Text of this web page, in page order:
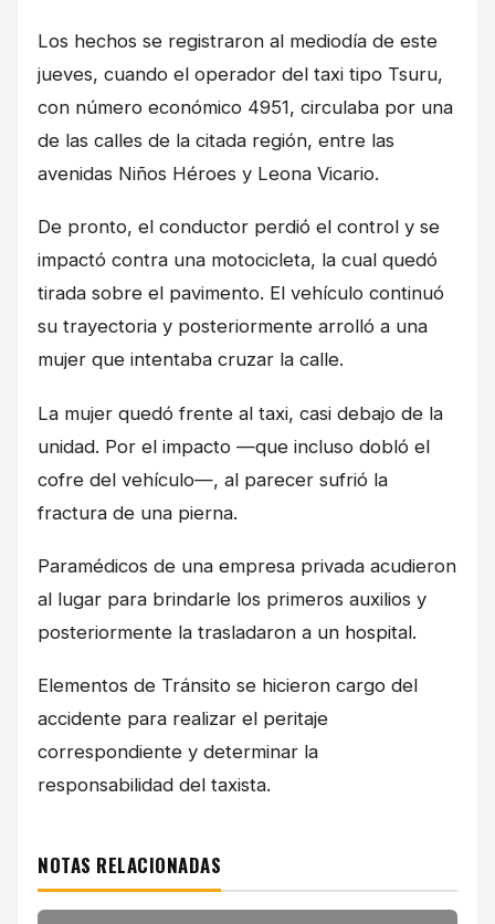
Los hechos se registraron al mediodía de este
jueves, cuando el operador del taxi tipo Tsuru,
con número económico 4951, circulaba por una
de las calles de la citada región, entre las
avenidas Niños Héroes y Leona Vicario.
De pronto, el conductor perdió el control y se
impactó contra una motocicleta, la cual quedó
tirada sobre el pavimento. El vehículo continuó
su trayectoria y posteriormente arrolló a una
mujer que intentaba cruzar la calle.
La mujer quedó frente al taxi, casi debajo de la
unidad. Por el impacto —que incluso dobló el
cofre del vehículo—, al parecer sufrió la
fractura de una pierna.
Paramédicos de una empresa privada acudieron
al lugar para brindarle los primeros auxilios y
posteriormente la trasladaron a un hospital.
Elementos de Tránsito se hicieron cargo del
accidente para realizar el peritaje
correspondiente y determinar la
responsabilidad del taxista.
NOTAS RELACIONADAS